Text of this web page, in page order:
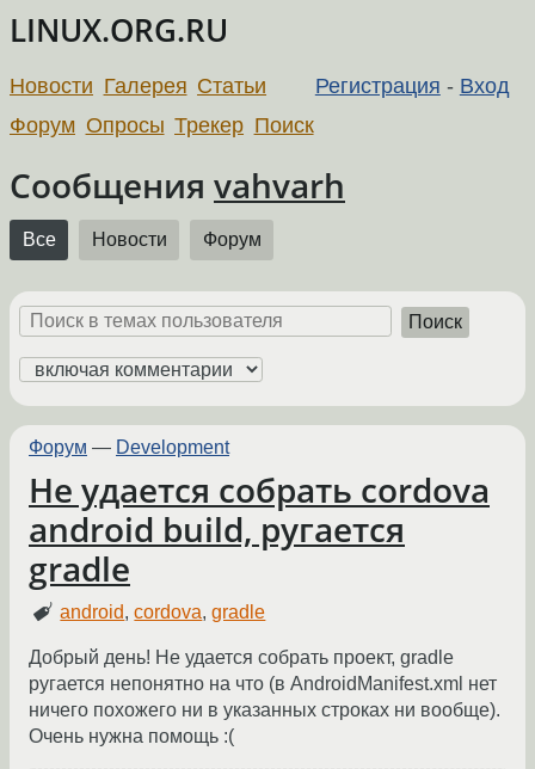
LINUX.ORG.RU
Регистрация - Вход
Новости Галерея Статьи
Форум Опросы Трекер Поиск
Сообщения vahvarh
Все Новости Форум
Поиск
Форум — Development
Не удается собрать cordova
android build, ругается
gradle
android,cordova,gradle
Добрый день! Не удается собрать проект, gradle
ругается непонятно на что (в AndroidManifest.xml нет
ничего похожего ни в указанных строках ни вообще).
Очень нужна помощь :(